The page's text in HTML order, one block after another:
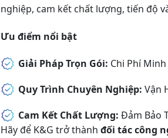
nghiệp, cam kết chất lượng, tiến độ
Ưu điểm nổi bật
Giải Pháp Trọn Gói: Chi Phí Minh
Quy Trình Chuyên Nghiệp: Vận
Cam Kết Chất Lượng: Đảm Bảo
Hãy để K&G trở thànhđối tác công